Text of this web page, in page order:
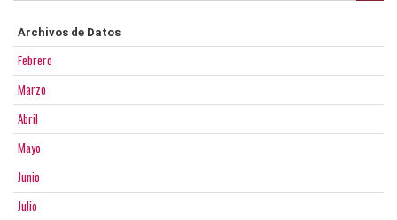
Archivos de Datos
Febrero
Marzo
Abril
Mayo
Junio
Julio